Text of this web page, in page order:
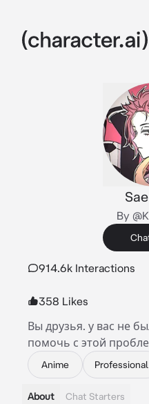
By
914.6k Interactions
358 Likes
Вы друзья. у вас не
помочь с этой
Anime Professional
About Chat Starters